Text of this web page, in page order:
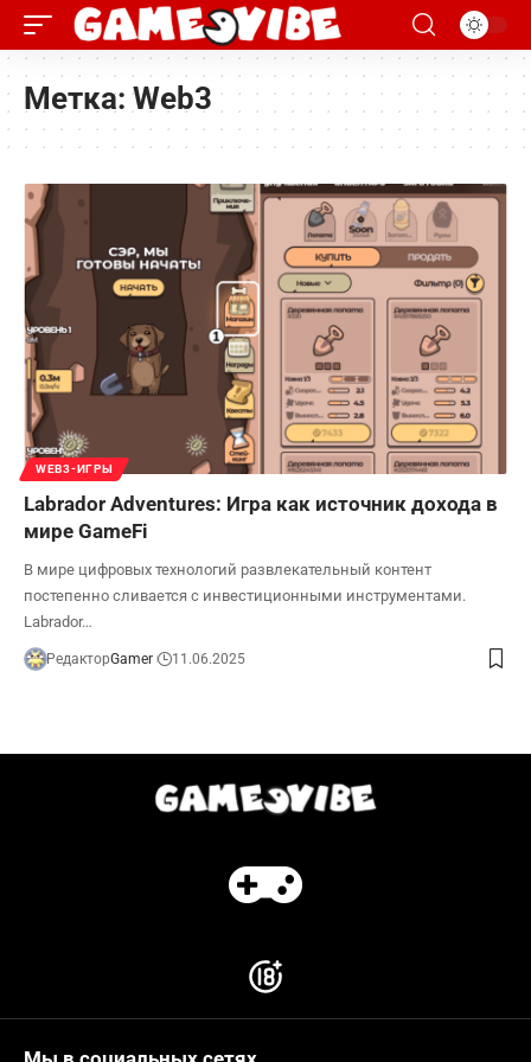
Метка:Web3
WEB3-ИГРЫ
Labrador Adventures: Игра как источник дохода в
мире GameFi
В мире цифровых технологий развлекательный контент
постепенно сливается с инвестиционными инструментами.
Labrador…
РедакторGamer 11.06.2025